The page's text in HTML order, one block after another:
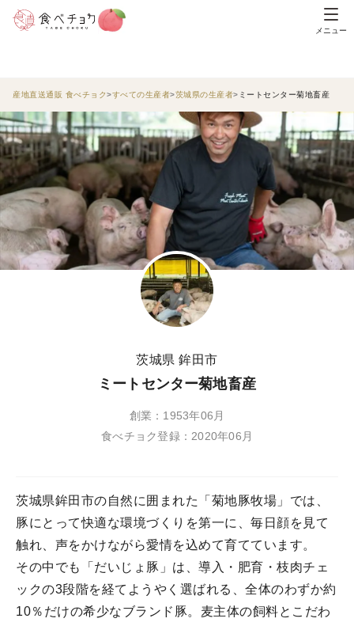
メニュー
産地直送通販 食べチョク すべての生産者 茨城県の生産者 ミートセンター菊地畜産
茨城県 鉾田市
ミートセンター菊地畜産
創業：1953年06月
食べチョク登録：2020年06月
茨城県鉾田市の自然に囲まれた「菊地豚牧場」では、
豚にとって快適な環境づくりを第一に、毎日顔を見て
触れ、声をかけながら愛情を込めて育てています。
その中でも「だいじょ豚」は、導入・肥育・枝肉チェ
ックの3段階を経てようやく選ばれる、全体のわずか約
10％だけの希少なブランド豚。麦主体の飼料とこだわ